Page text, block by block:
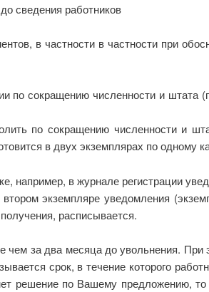
сведения работников
в частности в частности при
сокращению численности и штата
по сокращению численности и
в двух экземплярах по одному
например, в журнале регистрации
экземпляре уведомления
расписывается.
за два месяца до увольнения. При
срок, в течение которого
решение по Вашему предложению,